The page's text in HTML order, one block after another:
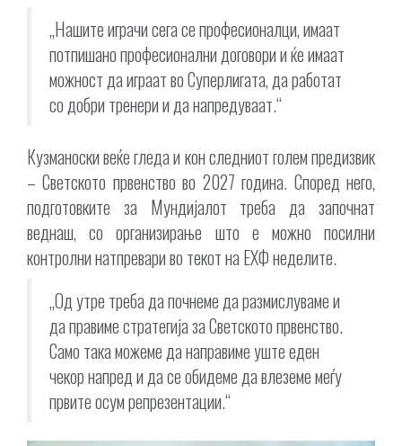
„Нашите играчи сега се професионалци, имаат
потпишано професионални договори и ќе имаат
можност да играат во Суперлигата, да работат
со добри тренери и да напредуваат.“
Кузманоски веќе гледа и кон следниот голем предизвик
– Светското првенство во 2027 година. Според него,
подготовките за Мундијалот треба да започнат
веднаш, со организирање што е можно посилни
контролни натпревари во текот на ЕХФ неделите.
„Од утре треба да почнеме да размислуваме и
да правиме стратегија за Светското првенство.
Само така можеме да направиме уште еден
чекор напред и да се обидеме да влеземе меѓу
првите осум репрезентации.“